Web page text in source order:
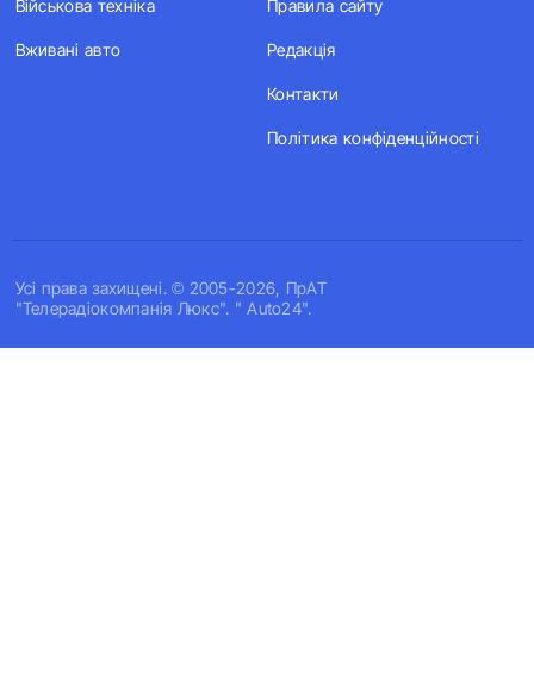
Усi права захищенi. © 2005-2026, ПрАТ
"Телерадіокомпанія Люкс". " Auto24".
Військова техніка
Вживані авто
Правила сайту
Редакція
Контакти
Політика конфіденційності